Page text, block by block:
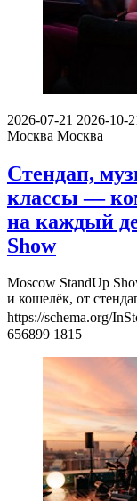
2026-07-21 2026-10-
Москва Москва
Стендап,
классы —
на каждый
Show
Moscow StandUp
и кошелёк, от
https://schema.org/
656899 1815